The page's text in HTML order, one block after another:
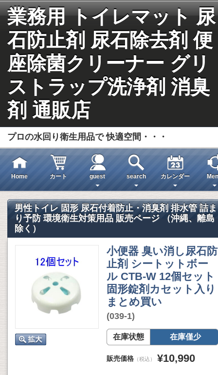
業務用 トイレマット 尿
石防止剤 尿石除去剤 便
座除菌クリーナー グリ
ストラップ洗浄剤 消臭
剤 通販店
プロの水回り衛生用品で 快適空間・・・
Home カート guest search カレンダー
男性トイレ 固形 尿石付着防止・消臭剤 排水管 詰ま
り予防 環境衛生対策用品 販売ページ （沖縄、離島
除く）
小便器 臭い消し尿石防
止剤 シートットボー
ル CTB-W 12個セット
固形錠剤カセット入り
まとめ買い
(039-1)
在庫状態 在庫僅少
販売価格 （税込） ¥10,990